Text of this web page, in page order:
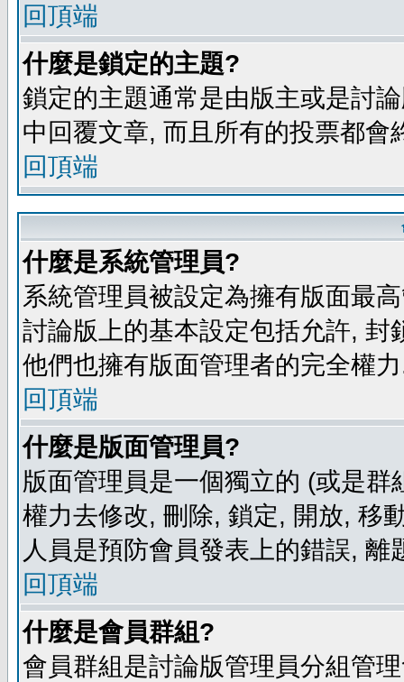
回頂端
什麼是鎖定的主題?
鎖定的主題通常是由版主或是討
中回覆文章, 而且所有的投票都
回頂端
什麼是系統管理員?
系統管理員被設定為擁有版面最
討論版上的基本設定包括允許,
他們也擁有版面管理者的完全權
回頂端
什麼是版面管理員?
版面管理員是一個獨立的 (或是
權力去修改, 刪除, 鎖定, 開放, 移
人員是預防會員發表上的錯誤, 離
回頂端
什麼是會員群組?
會員群組是討論版管理員分組管